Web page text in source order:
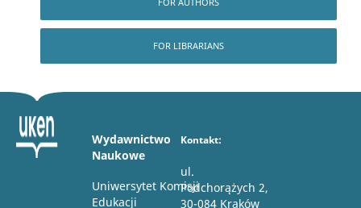
FOR LIBRARIANS
Wydawnictwo
Naukowe
Uniwersytet Komisji
Edukacji
Kontakt:
ul.
Podchorążych 2,
30-084 Kraków